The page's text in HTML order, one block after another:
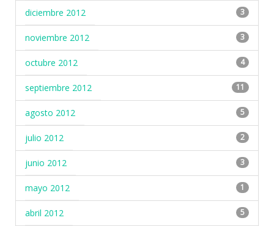
diciembre 2012 3
noviembre 2012 3
octubre 2012 4
septiembre 2012 11
agosto 2012 5
julio 2012 2
junio 2012 3
mayo 2012 1
abril 2012 5